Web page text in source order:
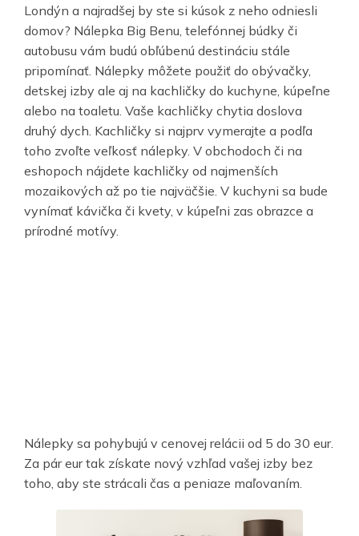
Londýn a najradšej by ste si kúsok z neho odniesli
domov? Nálepka Big Benu, telefónnej búdky či
autobusu vám budú obľúbenú destináciu stále
pripomínať. Nálepky môžete použiť do obývačky,
detskej izby ale aj na kachličky do kuchyne, kúpeľne
alebo na toaletu. Vaše kachličky chytia doslova
druhý dych. Kachličky si najprv vymerajte a podľa
toho zvoľte veľkosť nálepky. V obchodoch či na
eshopoch nájdete kachličky od najmenších
mozaikových až po tie najväčšie. V kuchyni sa bude
vynímať kávička či kvety, v kúpeľni zas obrazce a
prírodné motívy.
Nálepky sa pohybujú v cenovej relácii od 5 do 30 eur.
Za pár eur tak získate nový vzhľad vašej izby bez
toho, aby ste strácali čas a peniaze maľovaním.